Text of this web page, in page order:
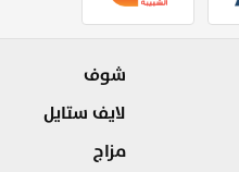
شوف
لايف ستايل
مزاج